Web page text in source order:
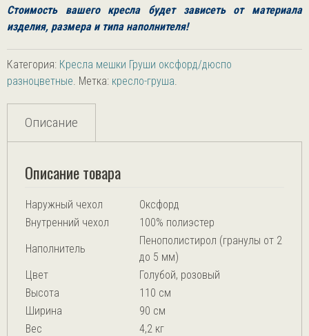
Стоимость вашего кресла будет зависеть от материала
изделия, размера и типа наполнителя!
Категория: Кресла мешки Груши оксфорд/дюспо
разноцветные Метка: кресло-груша
Описание
Описание товара
Наружный чехол
Оксфорд
Внутренний чехол
100% полиэстер
Наполнитель
Пенополистирол (гранулы от 2
до 5 мм)
Цвет
Голубой, розовый
Высота
110 см
Ширина
90 см
Вес
4,2 кг